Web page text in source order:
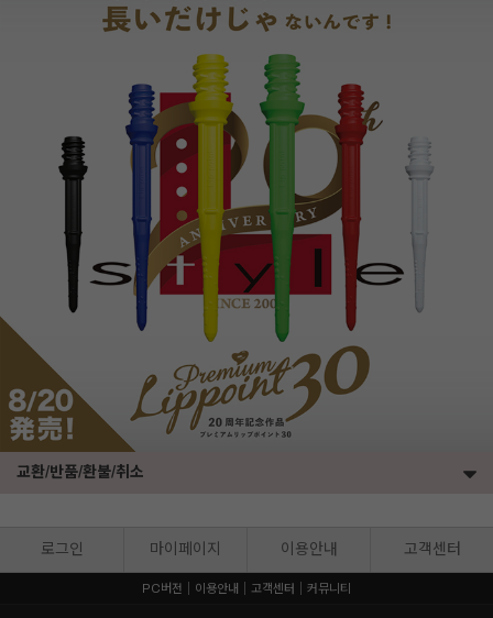
교환/반품/환불/취소
로그인 마이페이지 이용안내 고객센터
PC버전 이용안내 고객센터 커뮤니티